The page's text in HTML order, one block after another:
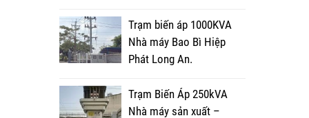
Trạm biến áp 1000KVA
Nhà máy Bao Bì Hiệp
Phát Long An.
Trạm Biến Áp 250kVA
Nhà máy sản xuất –